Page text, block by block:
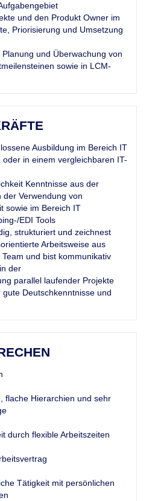
und den Produkt Owner im
Priorisierung und Umsetzung
und Überwachung von
sowie in LCM-
Ausbildung im Bereich IT
in einem vergleichbaren IT-
Kenntnisse aus der
Verwendung von
sowie im Bereich IT
EDI Tools
strukturiert und zeichnest
Arbeitsweise aus
und bist kommunikativ
der
parallel laufender Projekte
Deutschkenntnisse und
flache Hierarchien und sehr
durch flexible Arbeitszeiten
Tätigkeit mit persönlichen